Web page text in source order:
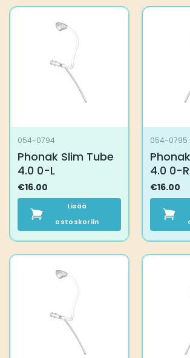
054-0794
Phonak Slim Tube
4.0 0-L
€16.00
Lisää
ostoskoriin
054-0795
4.0 0-R
€16.00